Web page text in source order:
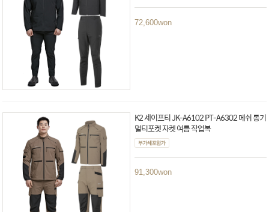
72,600won
K2 세이프티 JK-A6102 PT-A6302 메쉬 통기
멀티포켓 자켓 여름 작업복
91,300won